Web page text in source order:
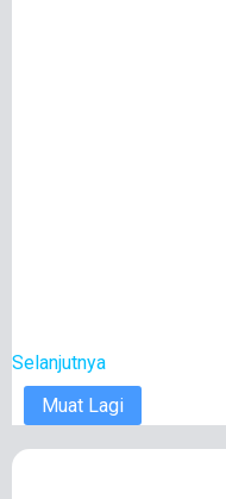
Selanjutnya
Muat Lagi